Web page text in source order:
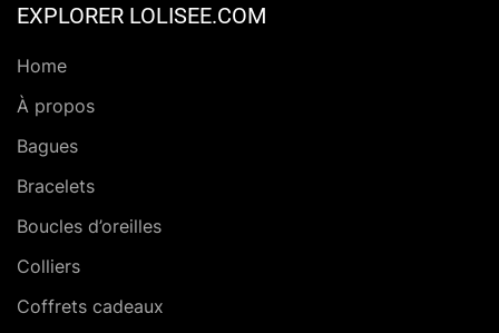
EXPLORER LOLISEE.COM
Home
À propos
Bagues
Bracelets
Boucles d’oreilles
Colliers
Coffrets cadeaux